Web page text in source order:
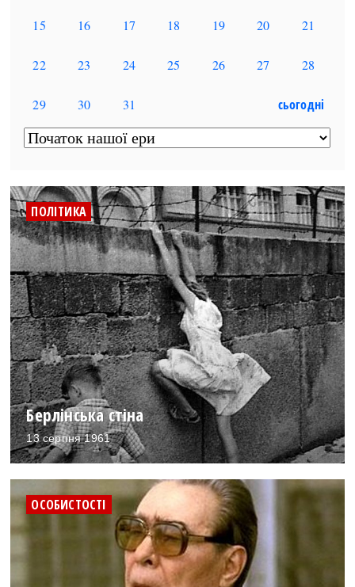
ПОЛІТИКА
Берлінська стіна
13 серпня 1961
ОСОБИСТОСТІ